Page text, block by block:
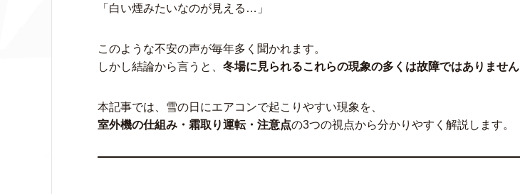
「白い煙みたいなのが見える…」
このような不安の声が毎年多く聞かれます。
しかし結論から言うと、 冬場に見られるこれらの現象の多くは故障ではありません
本記事では、雪の日にエアコンで起こりやすい現象を、
室外機の仕組み・霜取り運転・注意点の3つの視点から分かりやすく解説します。